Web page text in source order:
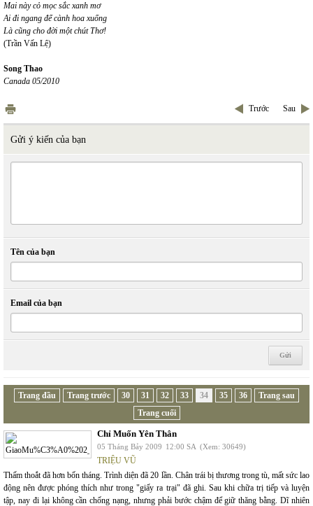
Mai này cỏ mọc sắc xanh mơ
Ai đi ngang để cành hoa xuống
Là cũng cho đời một chút Thơ!
(Trần Vấn Lệ)
Song Thao
Canada 05/2010
Trước Sau
Gửi ý kiến của bạn
Tên của bạn
Email của bạn
Trang đầu Trang trước 30 31 32 33 34 35 36
Trang sau
Trang cuối
Chỉ Muốn Yên Thân
05 Tháng Bảy 2009 12:00 SA (Xem: 30649)
TRIỆU VŨ
Thấm thoắt đã hơn bốn tháng. Trình diện đã 20 lần. Chân trái bị thương trong tù, mất sức lao
động nên được phóng thích như trong "giấy ra trại" đã ghi. Sau khi chữa trị tiếp và luyện
tập, nay đi lại không cần chống nạng, nhưng phải bước chậm để giữ thăng bằng. Dĩ nhiên